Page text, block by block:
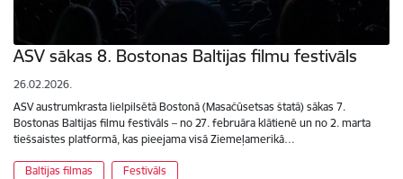
ASV sākas 8. Bostonas Baltijas filmu festivāls
26.02.2026.
ASV austrumkrasta lielpilsētā Bostonā (Masačūsetsas štatā) sākas 7.
Bostonas Baltijas filmu festivāls – no 27. februāra klātienē un no 2. marta
tiešsaistes platformā, kas pieejama visā Ziemeļamerikā…
Baltijas filmas Festivāls